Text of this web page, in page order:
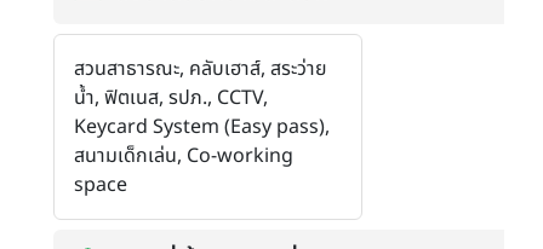
สวนสาธารณะ, คลับเฮาส์, สระว่าย
น้ำ, ฟิตเนส, รปภ., CCTV,
Keycard System (Easy pass),
สนามเด็กเล่น, Co-working
space